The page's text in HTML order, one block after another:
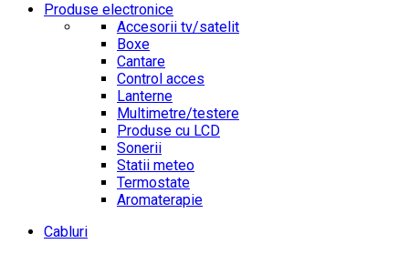
Produse electronice
Accesorii tv/satelit
Boxe
Cantare
Control acces
Lanterne
Multimetre/testere
Produse cu LCD
Sonerii
Statii meteo
Termostate
Aromaterapie
Cabluri